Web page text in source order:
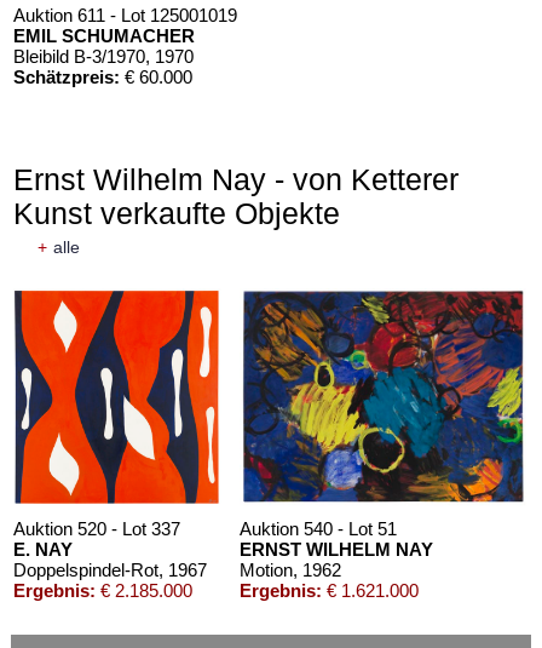
Auktion 611 - Lot 125001019
EMIL SCHUMACHER
Bleibild B-3/1970, 1970
Schätzpreis: € 60.000
Ernst Wilhelm Nay - von Ketterer
Kunst verkaufte Objekte
+ alle
Auktion 520 - Lot 337
E. NAY
Doppelspindel-Rot, 1967
Ergebnis: € 2.185.000
Auktion 540 - Lot 51
ERNST WILHELM NAY
Motion, 1962
Ergebnis: € 1.621.000